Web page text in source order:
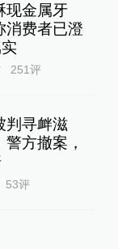
现金属牙
消费者已澄
251评
判寻衅滋
方撤案，
53评